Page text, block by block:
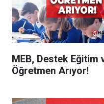
MEB, Destek Eğitim
Öğretmen Arıyor!